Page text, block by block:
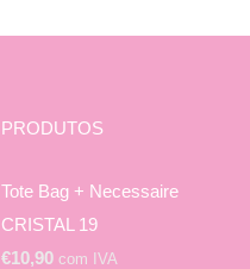
€8,00
PRODUTOS
Tote Bag + Necessaire
CRISTAL 19
€10,90 com IVA